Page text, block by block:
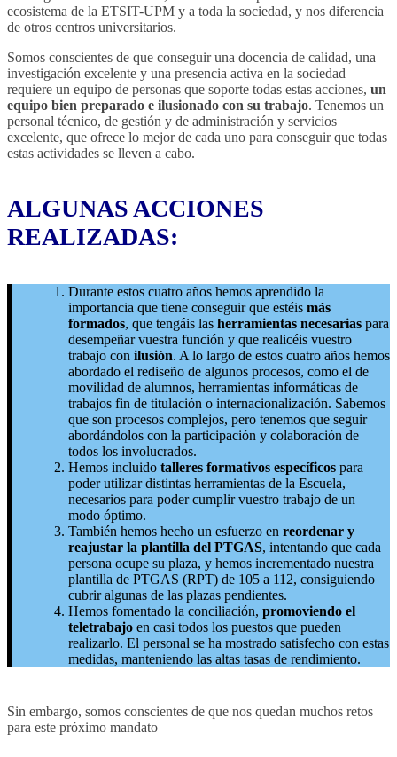
ecosistema de la ETSIT-UPM y a toda la sociedad, y nos diferencia
de otros centros universitarios.
Somos conscientes de que conseguir una docencia de calidad, una
investigación excelente y una presencia activa en la sociedad
requiere un equipo de personas que soporte todas estas acciones, un
equipo bien preparado e ilusionado con su trabajo. Tenemos un
personal técnico, de gestión y de administración y servicios
excelente, que ofrece lo mejor de cada uno para conseguir que todas
estas actividades se lleven a cabo.
ALGUNAS ACCIONES
REALIZADAS:
Durante estos cuatro años hemos aprendido la
importancia que tiene conseguir que estéis más
formados, que tengáis las herramientas necesariaspara
desempeñar vuestra función y que realicéis vuestro
trabajo con ilusión. A lo largo de estos cuatro años hemos
abordado el rediseño de algunos procesos, como el de
movilidad de alumnos, herramientas informáticas de
trabajos fin de titulación o internacionalización. Sabemos
que son procesos complejos, pero tenemos que seguir
abordándolos con la participación y colaboración de
todos los involucrados.
Hemos incluido talleres formativos específicospara
poder utilizar distintas herramientas de la Escuela,
necesarios para poder cumplir vuestro trabajo de un
modo óptimo.
También hemos hecho un esfuerzo en reordenar y
reajustar la plantilla del PTGAS, intentando que cada
persona ocupe su plaza, y hemos incrementado nuestra
plantilla de PTGAS (RPT) de 105 a 112, consiguiendo
cubrir algunas de las plazas pendientes.
Hemos fomentado la conciliación, promoviendo el
teletrabajoen casi todos los puestos que pueden
realizarlo. El personal se ha mostrado satisfecho con estas
medidas, manteniendo las altas tasas de rendimiento.
Sin embargo, somos conscientes de que nos quedan muchos retos
para este próximo mandato